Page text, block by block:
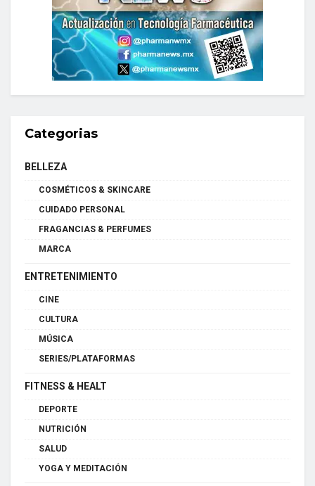
Categorias
BELLEZA
COSMÉTICOS & SKINCARE
CUIDADO PERSONAL
FRAGANCIAS & PERFUMES
MARCA
ENTRETENIMIENTO
CINE
CULTURA
MÚSICA
SERIES/PLATAFORMAS
FITNESS & HEALT
DEPORTE
NUTRICIÓN
SALUD
YOGA Y MEDITACIÓN